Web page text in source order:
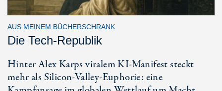
AUS MEINEM BÜCHERSCHRANK
Die Tech-Republik
Hinter Alex Karps viralem KI-Manifest steckt
mehr als Silicon-Valley-Euphorie: eine